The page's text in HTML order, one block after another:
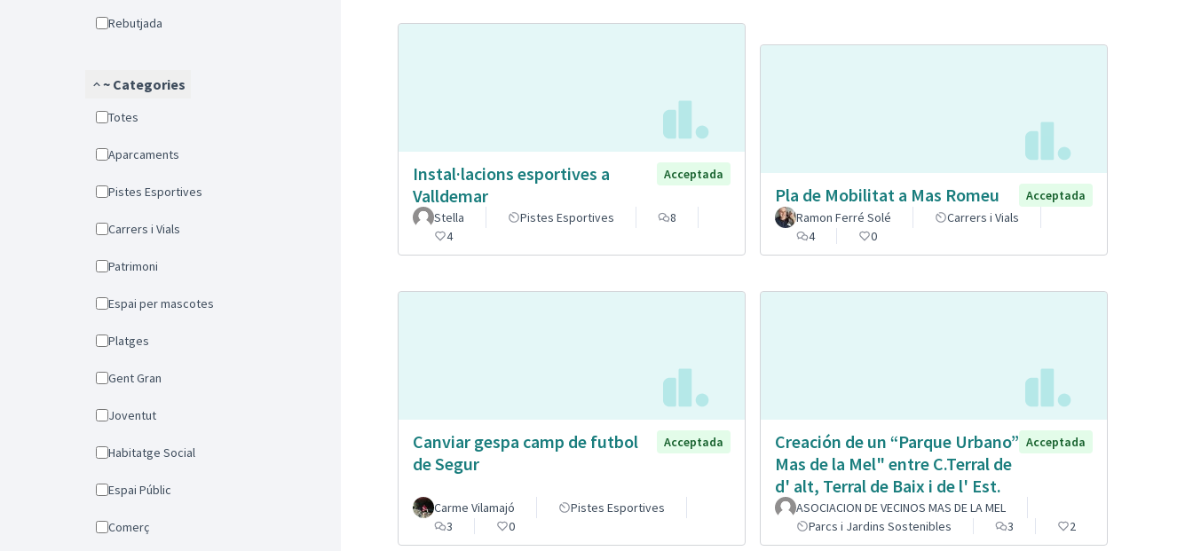
Rebutjada
~ Categories
Totes
Aparcaments
Pistes Esportives
Carrers i Vials
Patrimoni
Espai per mascotes
Platges
Gent Gran
Joventut
Habitatge Social
Espai Públic
Comerç
Instal·lacions esportives a
Valldemar
Acceptada
Stella Pistes Esportives
8
4
Pla de Mobilitat a Mas Romeu
Acceptada
Ramon Ferré Solé
Carrers i Vials
4
0
Canviar gespa camp de futbol
de Segur
Acceptada
Carme Vilamajó
Pistes Esportives
3
0
Creación de un “Parque Urbano”
Mas de la Mel" entre C.Terral de
d' alt, Terral de Baix i de l' Est.
Acceptada
ASOCIACION DE VECINOS MAS DE LA MEL
Parcs i Jardins Sostenibles
3 2